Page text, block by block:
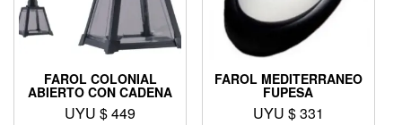
FAROL COLONIAL
ABIERTO CON CADENA
UYU $449
FAROL MEDITERRANEO
FUPESA
UYU $331